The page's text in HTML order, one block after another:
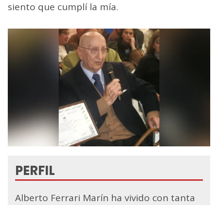
siento que cumplí la mía.
PERFIL
Alberto Ferrari Marín ha vivido con tanta